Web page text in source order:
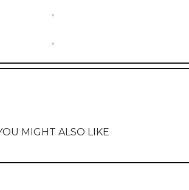
MIGHT ALSO LIKE